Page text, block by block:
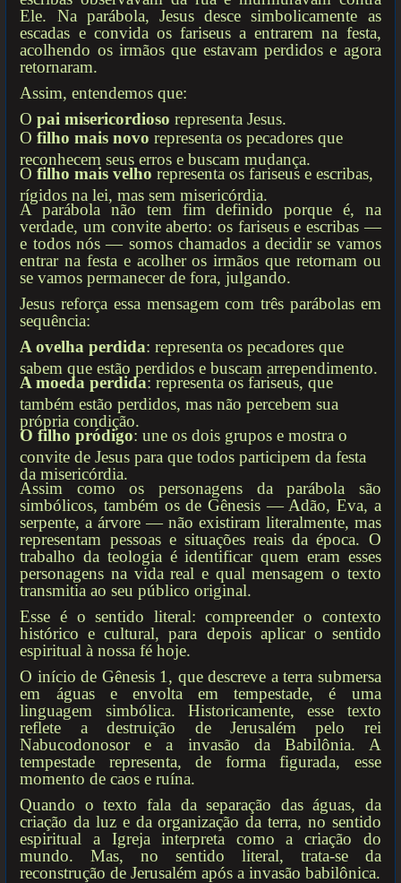
Ele. Na parábola, Jesus desce simbolicamente as
escadas e convida os fariseus a entrarem na festa,
acolhendo os irmãos que estavam perdidos e agora
retornaram.
Assim, entendemos que:
Opai misericordioso representa Jesus.
Ofilho mais novo representa os pecadores que
reconhecem seus erros e buscam mudança.
Ofilho mais velho representa os fariseus e escribas,
rígidos na lei, mas sem misericórdia.
A parábola não tem fim definido porque é, na
verdade, um convite aberto: os fariseus e escribas —
e todos nós — somos chamados a decidir se vamos
entrar na festa e acolher os irmãos que retornam ou
se vamos permanecer de fora, julgando.
Jesus reforça essa mensagem com três parábolas em
sequência:
A ovelha perdida: representa os pecadores que
sabem que estão perdidos e buscam arrependimento.
A moeda perdida: representa os fariseus, que
também estão perdidos, mas não percebem sua
própria condição.
O filho pródigo: une os dois grupos e mostra o
convite de Jesus para que todos participem da festa
da misericórdia.
Assim como os personagens da parábola são
simbólicos, também os de Gênesis — Adão, Eva, a
serpente, a árvore — não existiram literalmente, mas
representam pessoas e situações reais da época. O
trabalho da teologia é identificar quem eram esses
personagens na vida real e qual mensagem o texto
transmitia ao seu público original.
Esse é o sentido literal: compreender o contexto
histórico e cultural, para depois aplicar o sentido
espiritual à nossa fé hoje.
O início de Gênesis 1, que descreve a terra submersa
em águas e envolta em tempestade, é uma
linguagem simbólica. Historicamente, esse texto
reflete a destruição de Jerusalém pelo rei
Nabucodonosor e a invasão da Babilônia. A
tempestade representa, de forma figurada, esse
momento de caos e ruína.
Quando o texto fala da separação das águas, da
criação da luz e da organização da terra, no sentido
espiritual a Igreja interpreta como a criação do
mundo. Mas, no sentido literal, trata-se da
reconstrução de Jerusalém após a invasão babilônica.